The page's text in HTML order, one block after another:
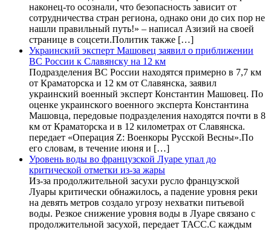
наконец-то осознали, что безопасность зависит от
сотрудничества стран региона, однако они до сих пор не
нашли правильный путь!» – написал Азизий на своей
странице в соцсети.Политик также […]
Украинский эксперт Машовец заявил о приближении
ВС России к Славянску на 12 км
Подразделения ВС России находятся примерно в 7,7 км
от Краматорска и 12 км от Славянска, заявил
украинский военный эксперт Константин Машовец. По
оценке украинского военного эксперта Константина
Машовца, передовые подразделения находятся почти в 8
км от Краматорска и в 12 километрах от Славянска.
передает «Операция Z: Военкоры Русской Весны».По
его словам, в течение июня и […]
Уровень воды во французской Луаре упал до
критической отметки из-за жары
Из-за продолжительной засухи русло французской
Луары критически обнажилось, а падение уровня реки
на девять метров создало угрозу нехватки питьевой
воды. Резкое снижение уровня воды в Луаре связано с
продолжительной засухой, передает ТАСС.С каждым